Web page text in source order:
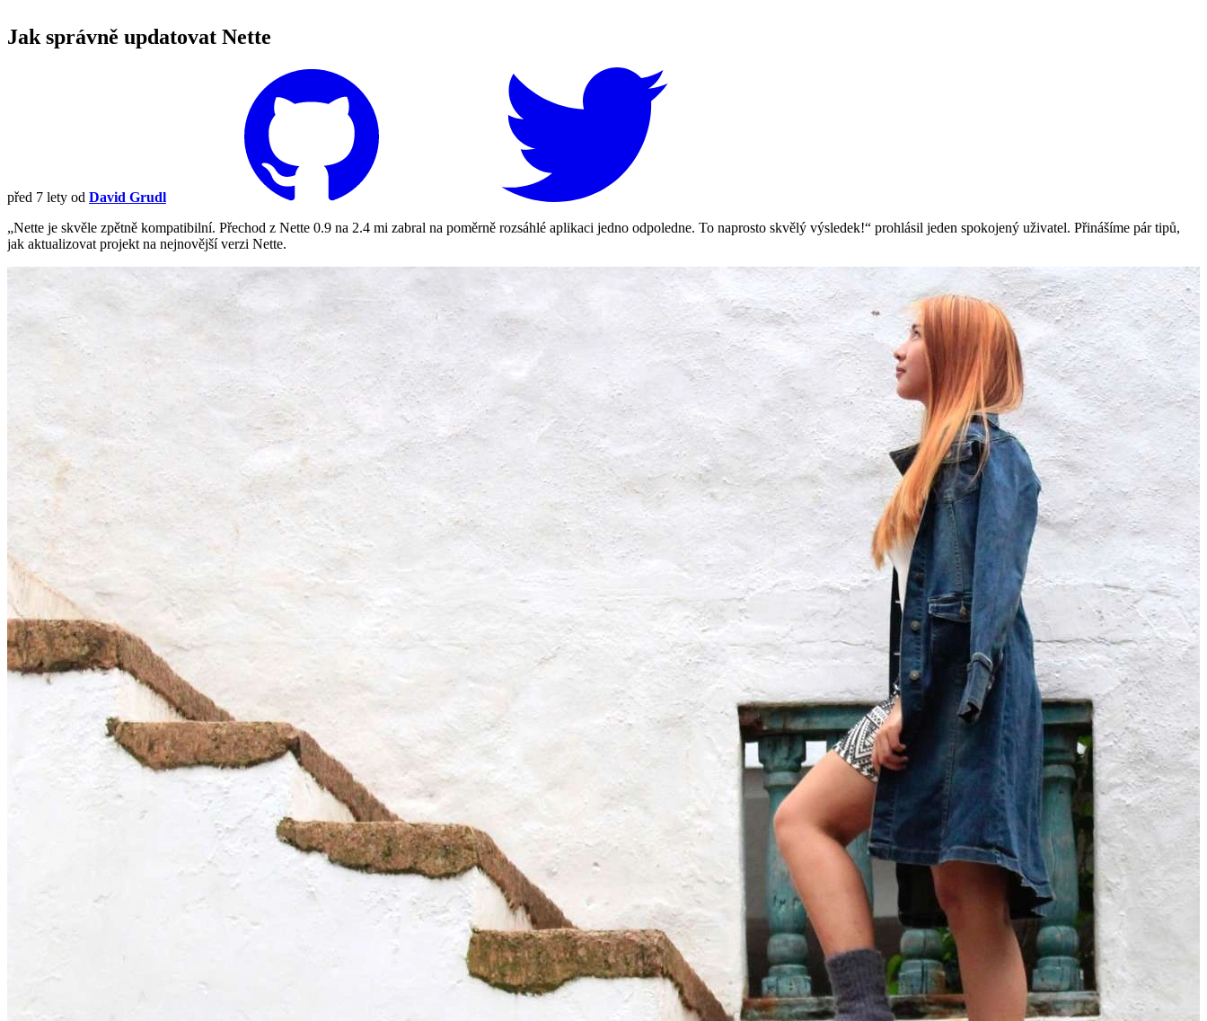
Jak správně updatovat Nette
před 7 lety od David Grudl
„Nette je skvěle zpětně kompatibilní. Přechod z Nette 0.9 na 2.4 mi zabral na poměrně rozsáhlé aplikaci jedno odpoledne. To naprosto skvělý výsledek!“ prohlásil jeden spokojený uživatel. Přinášíme pár tipů,
jak aktualizovat projekt na nejnovější verzi Nette.